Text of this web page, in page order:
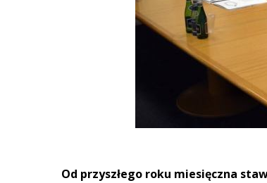
Od przyszłego roku miesięczna